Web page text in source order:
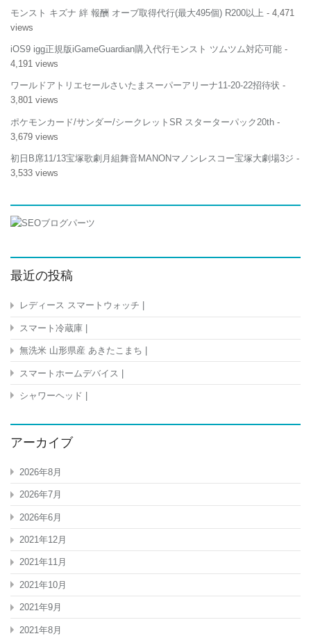
モンスト キズナ 絆 報酬 オーブ取得代行(最大495個) R200以上 - 4,471
views
iOS9 igg正規版iGameGuardian購入代行モンスト ツムツム対応可能 -
4,191 views
ワールドアトリエセールさいたまスーパーアリーナ11-20-22招待状 -
3,801 views
ポケモンカード/サンダー/シークレットSR スターターパック20th -
3,679 views
初日B席11/13宝塚歌劇月組舞音MANONマノンレスコー宝塚大劇場3ジ -
3,533 views
最近の投稿
レディース スマートウォッチ |
スマート冷蔵庫 |
無洗米 山形県産 あきたこまち |
スマートホームデバイス |
シャワーヘッド |
アーカイブ
2026年8月
2026年7月
2026年6月
2021年12月
2021年11月
2021年10月
2021年9月
2021年8月